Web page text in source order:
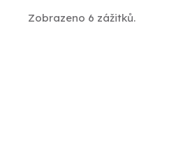
Zobrazeno 6 zážitků.